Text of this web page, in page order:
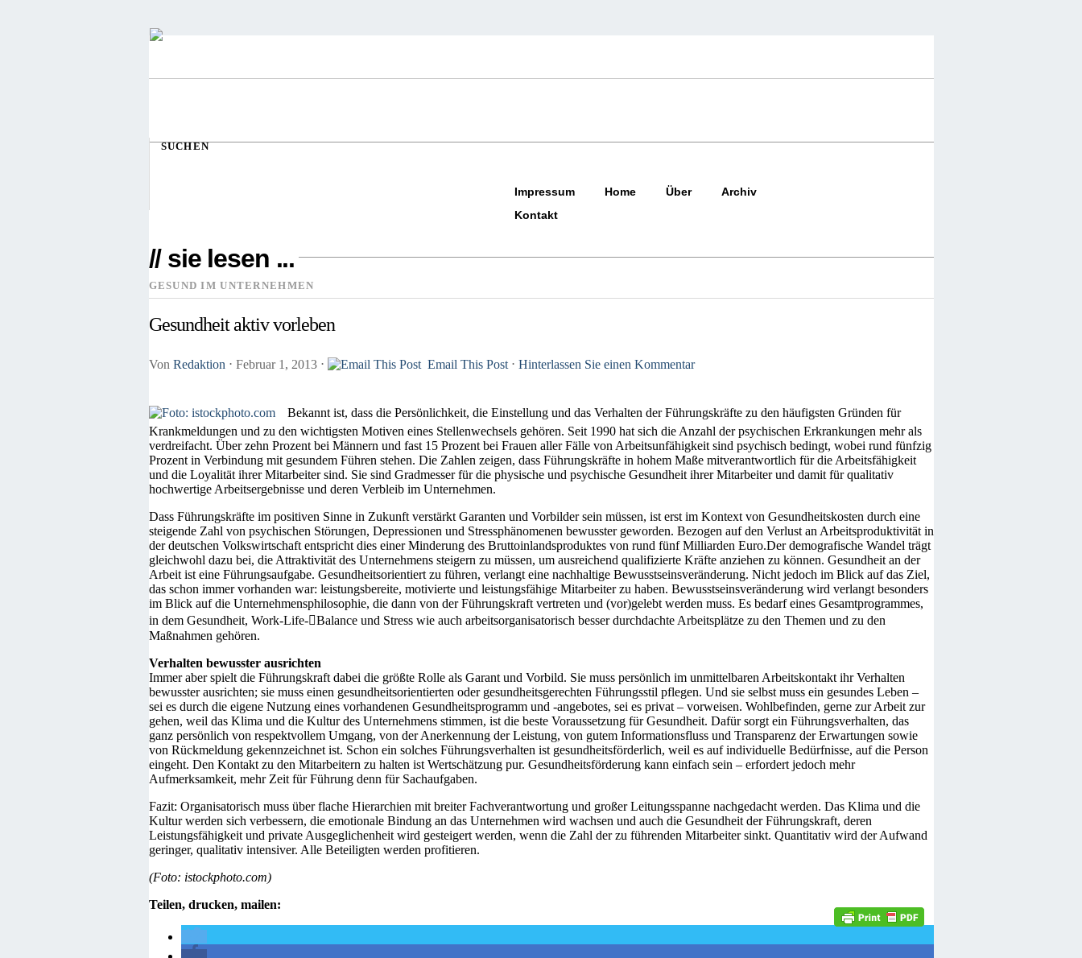
SUCHEN
Impressum Home Über
Archiv
Kontakt
// sie lesen ...
GESUND IM UNTERNEHMEN
Gesundheit aktiv vorleben
Von Redaktion ⋅ Februar 1, 2013 ⋅ Email This Post ⋅ Hinterlassen Sie einen Kommentar
Bekannt ist, dass die Persönlichkeit, die Einstellung und das Verhalten der Führungskräfte zu den häufigsten Gründen für
Krankmeldungen und zu den wichtigsten Motiven eines Stellenwechsels gehören. Seit 1990 hat sich die Anzahl der psychischen Erkrankungen mehr als
verdreifacht. Über zehn Prozent bei Männern und fast 15 Prozent bei Frauen aller Fälle von Arbeitsunfähigkeit sind psychisch bedingt, wobei rund fünfzig
Prozent in Verbindung mit gesundem Führen stehen. Die Zahlen zeigen, dass Führungskräfte in hohem Maße mitverantwortlich für die Arbeitsfähigkeit
und die Loyalität ihrer Mitarbeiter sind. Sie sind Gradmesser für die physische und psychische Gesundheit ihrer Mitarbeiter und damit für qualitativ
hochwertige Arbeitsergebnisse und deren Verbleib im Unternehmen.
Dass Führungskräfte im positiven Sinne in Zukunft verstärkt Garanten und Vorbilder sein müssen, ist erst im Kontext von Gesundheitskosten durch eine
steigende Zahl von psychischen Störungen, Depressionen und Stressphänomenen bewusster geworden. Bezogen auf den Verlust an Arbeitsproduktivität in
der deutschen Volkswirtschaft entspricht dies einer Minderung des Bruttoinlandsproduktes von rund fünf Milliarden Euro.Der demografische Wandel trägt
gleichwohl dazu bei, die Attraktivität des Unternehmens steigern zu müssen, um ausreichend qualifizierte Kräfte anziehen zu können. Gesundheit an der
Arbeit ist eine Führungsaufgabe. Gesundheitsorientiert zu führen, verlangt eine nachhaltige Bewusstseinsveränderung. Nicht jedoch im Blick auf das Ziel,
das schon immer vorhanden war: leistungsbereite, motivierte und leistungsfähige Mitarbeiter zu haben. Bewusstseinsveränderung wird verlangt besonders
im Blick auf die Unternehmensphilosophie, die dann von der Führungskraft vertreten und (vor)gelebt werden muss. Es bedarf eines Gesamtprogrammes,
in dem Gesundheit, Work-Life-Balance und Stress wie auch arbeitsorganisatorisch besser durchdachte Arbeitsplätze zu den Themen und zu den
Maßnahmen gehören.
Verhalten bewusster ausrichten
Immer aber spielt die Führungskraft dabei die größte Rolle als Garant und Vorbild. Sie muss persönlich im unmittelbaren Arbeitskontakt ihr Verhalten
bewusster ausrichten; sie muss einen gesundheitsorientierten oder gesundheitsgerechten Führungsstil pflegen. Und sie selbst muss ein gesundes Leben –
sei es durch die eigene Nutzung eines vorhandenen Gesundheitsprogramm und -angebotes, sei es privat – vorweisen. Wohlbefinden, gerne zur Arbeit zur
gehen, weil das Klima und die Kultur des Unternehmens stimmen, ist die beste Voraussetzung für Gesundheit. Dafür sorgt ein Führungsverhalten, das
ganz persönlich von respektvollem Umgang, von der Anerkennung der Leistung, von gutem Informationsfluss und Transparenz der Erwartungen sowie
von Rückmeldung gekennzeichnet ist. Schon ein solches Führungsverhalten ist gesundheitsförderlich, weil es auf individuelle Bedürfnisse, auf die Person
eingeht. Den Kontakt zu den Mitarbeitern zu halten ist Wertschätzung pur. Gesundheitsförderung kann einfach sein – erfordert jedoch mehr
Aufmerksamkeit, mehr Zeit für Führung denn für Sachaufgaben.
Fazit: Organisatorisch muss über flache Hierarchien mit breiter Fachverantwortung und großer Leitungsspanne nachgedacht werden. Das Klima und die
Kultur werden sich verbessern, die emotionale Bindung an das Unternehmen wird wachsen und auch die Gesundheit der Führungskraft, deren
Leistungsfähigkeit und private Ausgeglichenheit wird gesteigert werden, wenn die Zahl der zu führenden Mitarbeiter sinkt. Quantitativ wird der Aufwand
geringer, qualitativ intensiver. Alle Beteiligten werden profitieren.
(Foto: istockphoto.com)
Teilen, drucken, mailen: